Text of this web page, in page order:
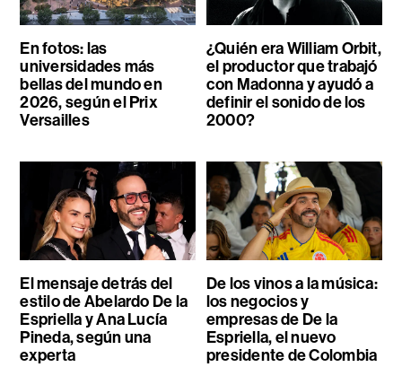
En fotos: las
universidades más
bellas del mundo en
2026, según el Prix
Versailles
¿Quién era William Orbit,
el productor que trabajó
con Madonna y ayudó a
definir el sonido de los
2000?
El mensaje detrás del
estilo de Abelardo De la
Espriella y Ana Lucía
Pineda, según una
experta
De los vinos a la música:
los negocios y
empresas de De la
Espriella, el nuevo
presidente de Colombia